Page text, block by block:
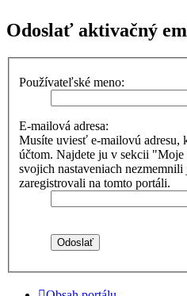
Odoslať aktivačný
Používateľské meno:
E-mailová adresa:
Musíte uviesť e-mailovú adresu,
účtom. Najdete ju v sekcii
svojich nastaveniach nezmemnili
zaregistrovali na tomto portáli.